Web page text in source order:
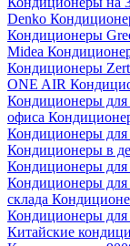
Denko
Кондиционеры
Midea
Кондиционеры
ONE AIR
Кондиционеры для
офиса
Кондиционеры
Кондиционеры в
Кондиционеры для
Кондиционеры для
склада
Кондиционеры для
Китайские